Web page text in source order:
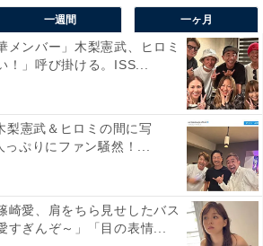
一週間 一ヶ月
メンバー」木梨憲武、ヒロミ
！」呼び掛ける。ISS...
梨憲武＆ヒロミの間に写
っぷりにファン騒然！...
崎愛、肩をちら見せしたバス
すぎんぞ～」「目の表情...